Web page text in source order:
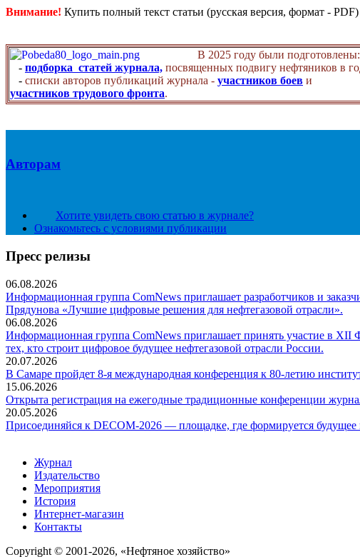
Внимание! Купить полный текст статьи (русская версия, формат -
В 2025 году были подготовлены:
- подборка статей журнала, посвященных подвигу нефтяников в
- списки авторов публикаций журнала - участников боев и
участников трудового фронта.
Авторам
Хотите увидеть свою статью в журнале?
Ознакомьтесь с условиями публикации
Пресс релизы
06.08.2026
Информационная группа ComNews приглашает разработчиков и
Прядунова «Лучшие цифровые решения для нефтегазовой отрасли».
06.08.2026
Информационная группа ComNews приглашает принять участие в
тех, кто строит цифровое будущее нефтегазовой отрасли России.
20.07.2026
В Самаре пройдет 8-я международная конференция к 80-летию
15.06.2026
Открыта регистрация на ежегодные традиционные конференции
20.05.2026
Присоединяйся к DECOM-2026 — площадке, где формируется будущее
Журнал
Издательство
Мероприятия
История
Интернет-магазин
Контакты
Copyright © 2001-2026, «Нефтяное хозяйство»